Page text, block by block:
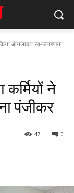
किया ऑनलाइन स्व-जनगणना
ने
पंजीकर
0
47